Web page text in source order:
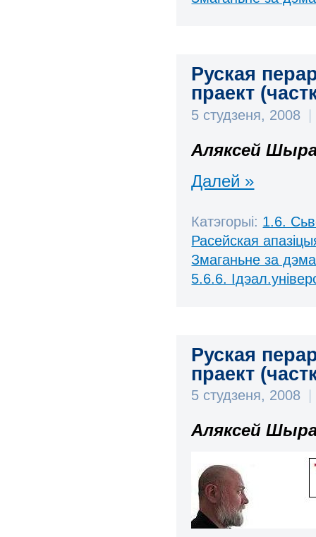
Руская
праект
5 студзеня, 2008
Аляксей
Далей »
Катэгорыі: 1.6.
Расейская
Змаганьне за
5.6.6.
Руская
праект
5 студзеня, 2008
Аляксей